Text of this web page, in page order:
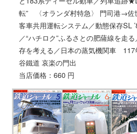
転” 〈オランダ村特急〉 門司港→佐
客車共用運転システム／動態保存
／“ハチロク”ふるさとの肥薩線を走
存を考える／日本の蒸気機関車 117
谷鐵道 哀楽の門出
当店価格：660 円